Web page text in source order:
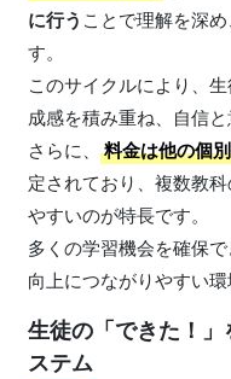
に行う ことで理解を深
す。
このサイクルにより、
成感を積み重ね、自信と
さらに、
料金は他の個
定されており、複数教
やすいのが特長です。
多くの学習機会を確保
向上につながりやすい環
生徒の「できた！
ステム